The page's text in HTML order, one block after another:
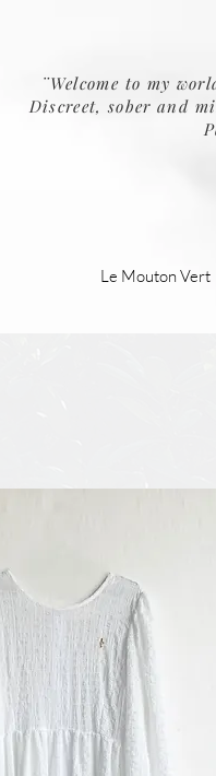
¨Welcome to my
Discreet, sober and
Le Mouton Vert